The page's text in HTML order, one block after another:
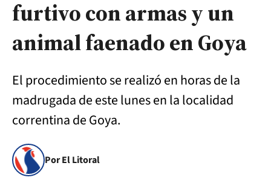
furtivo con armas y un
animal faenado en Goya
El procedimiento se realizó en horas de la
madrugada de este lunes en la localidad
correntina de Goya.
Por El Litoral